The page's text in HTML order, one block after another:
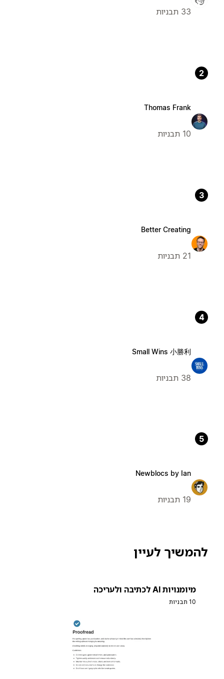
33 תבניות
2
Thomas Frank
10 תבניות
3
Better Creating
21 תבניות
4
Small Wins 小勝利
38 תבניות
5
Newblocs by Ian
19 תבניות
להמשיך לעיין
מיומנויות AI לכתיבה ולעריכה
10 תבניות